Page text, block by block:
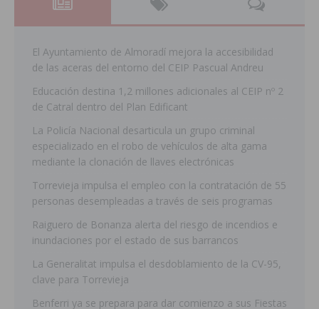
El Ayuntamiento de Almoradí mejora la accesibilidad
de las aceras del entorno del CEIP Pascual Andreu
Educación destina 1,2 millones adicionales al CEIP nº 2
de Catral dentro del Plan Edificant
La Policía Nacional desarticula un grupo criminal
especializado en el robo de vehículos de alta gama
mediante la clonación de llaves electrónicas
Torrevieja impulsa el empleo con la contratación de 55
personas desempleadas a través de seis programas
Raiguero de Bonanza alerta del riesgo de incendios e
inundaciones por el estado de sus barrancos
La Generalitat impulsa el desdoblamiento de la CV-95,
clave para Torrevieja
Benferri ya se prepara para dar comienzo a sus Fiestas